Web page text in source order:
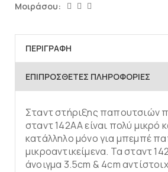
Μοιράσου:
ΠΕΡΙΓΡΑΦΉ
ΕΠΙΠΡΌΣΘΕΤΕΣ ΠΛΗΡΟΦΟΡΊΕΣ
Σταντ στήριξης παπουτσιών
σταντ 142AA είναι πολύ μικρό
κατάλληλο μόνο για μπεμπέ
μικροαντικείμενα. Τα σταντ
άνοιγμα 3.5cm & 4cm